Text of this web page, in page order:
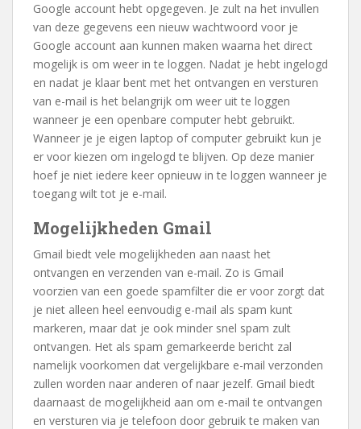
Google account hebt opgegeven. Je zult na het invullen
van deze gegevens een nieuw wachtwoord voor je
Google account aan kunnen maken waarna het direct
mogelijk is om weer in te loggen. Nadat je hebt ingelogd
en nadat je klaar bent met het ontvangen en versturen
van e-mail is het belangrijk om weer uit te loggen
wanneer je een openbare computer hebt gebruikt.
Wanneer je je eigen laptop of computer gebruikt kun je
er voor kiezen om ingelogd te blijven. Op deze manier
hoef je niet iedere keer opnieuw in te loggen wanneer je
toegang wilt tot je e-mail.
Mogelijkheden Gmail
Gmail biedt vele mogelijkheden aan naast het
ontvangen en verzenden van e-mail. Zo is Gmail
voorzien van een goede spamfilter die er voor zorgt dat
je niet alleen heel eenvoudig e-mail als spam kunt
markeren, maar dat je ook minder snel spam zult
ontvangen. Het als spam gemarkeerde bericht zal
namelijk voorkomen dat vergelijkbare e-mail verzonden
zullen worden naar anderen of naar jezelf. Gmail biedt
daarnaast de mogelijkheid aan om e-mail te ontvangen
en versturen via je telefoon door gebruik te maken van